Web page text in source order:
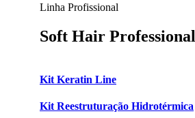
Linha Profissional
Soft Hair Professional
Kit Keratin Line
Kit Reestruturação Hidrotérmica